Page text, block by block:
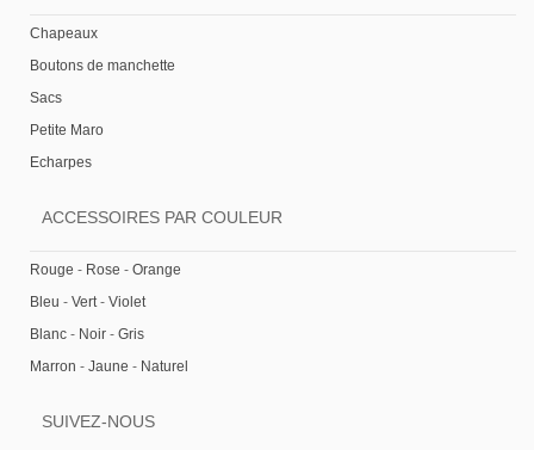
Chapeaux
Boutons de manchette
Sacs
Petite Maro
Echarpes
ACCESSOIRES PAR COULEUR
Rouge - Rose - Orange
Bleu - Vert- Violet
Blanc - Noir - Gris
Marron - Jaune - Naturel
SUIVEZ-NOUS